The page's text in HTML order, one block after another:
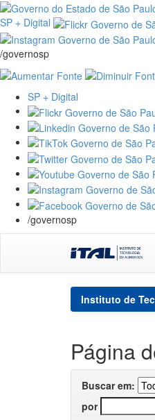
SP + Digital
/governosp
SP + Digital
/governosp
Instituto de
Página
Buscar em:
por